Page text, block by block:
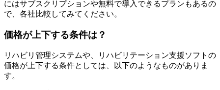
にはサブスクリプションや無料で導入できるプランもあるの
で、各社比較してみてください。
価格が上下する条件は？
リハビリ管理システムや、リハビリテーション支援ソフトの
価格が上下する条件としては、以下のようなものがありま
す。